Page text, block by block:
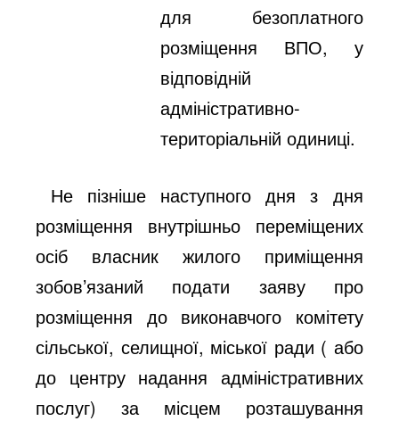
для безоплатного
розміщення ВПО, у
відповідній
адміністративно-
територіальній одиниці.
Не пізніше наступного дня з дня
розміщення внутрішньо переміщених
осіб власник жилого приміщення
зобов’язаний подати заяву про
розміщення до виконавчого комітету
сільської, селищної, міської ради ( або
до центру надання адміністративних
послуг) за місцем розташування